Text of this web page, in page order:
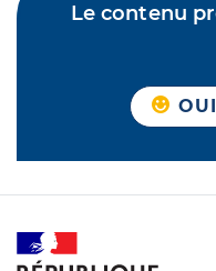
Le contenu
OUI